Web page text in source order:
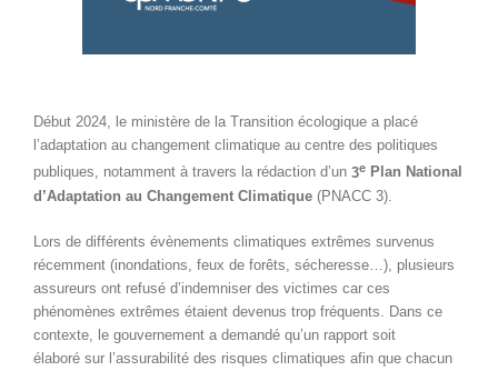
Début 2024, le ministère de la Transition écologique a placé
l’adaptation au changement climatique au centre des politiques
publiques, notamment à travers la rédaction d’un 3e Plan National
d’Adaptation au Changement Climatique(PNACC 3).
Lors de différents évènements climatiques extrêmes survenus
récemment (inondations, feux de forêts, sécheresse…), plusieurs
assureurs ont refusé d’indemniser des victimes car ces
phénomènes extrêmes étaient devenus trop fréquents. Dans ce
contexte, le gouvernement a demandé qu’un rapport soit
élaboré sur l’assurabilité des risques climatiques afin que chacun